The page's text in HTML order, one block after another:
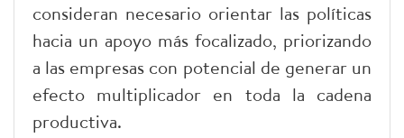
consideran necesario orientar las políticas
hacia un apoyo más focalizado, priorizando
a las empresas con potencial de generar un
efecto multiplicador en toda la cadena
productiva.